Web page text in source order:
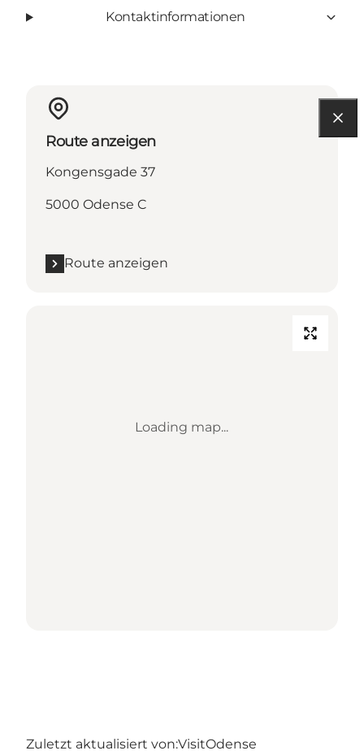
Kontaktinformationen
Route anzeigen
Kongensgade 37
5000 Odense C
Route anzeigen
Loading map...
Zuletzt aktualisiert von:VisitOdense